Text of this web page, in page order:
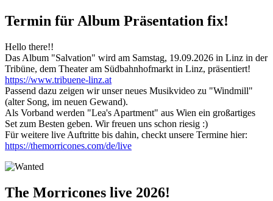
Termin für Album Präsentation fix!
Hello there!!
Das Album "Salvation" wird am Samstag, 19.09.2026 in Linz in der
Tribüne, dem Theater am Südbahnhofmarkt in Linz, präsentiert!
https://www.tribuene-linz.at
Passend dazu zeigen wir unser neues Musikvideo zu "Windmill"
(alter Song, im neuen Gewand).
Als Vorband werden "Lea's Apartment" aus Wien ein großartiges
Set zum Besten geben. Wir freuen uns schon riesig :)
Für weitere live Auftritte bis dahin, checkt unsere Termine hier:
https://themorricones.com/de/live
The Morricones live 2026!